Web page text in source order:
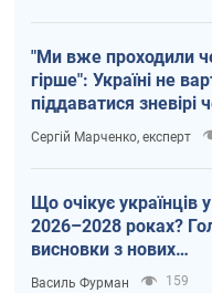
"Ми вже проходили
гірше": Україні не
піддаватися зневірі
ракетний терор
Сергій Марченко, експерт
Що очікує українців у
2026–2028 роках?
висновки з нових
прогнозів від НБУ
Василь Фурман 159